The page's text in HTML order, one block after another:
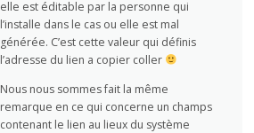
elle est éditable par la personne qui
l’installe dans le cas ou elle est mal
générée. C’est cette valeur qui définis
l’adresse du lien a copier coller
Nous nous sommes fait la même
remarque en ce qui concerne un champs
contenant le lien au lieux du système